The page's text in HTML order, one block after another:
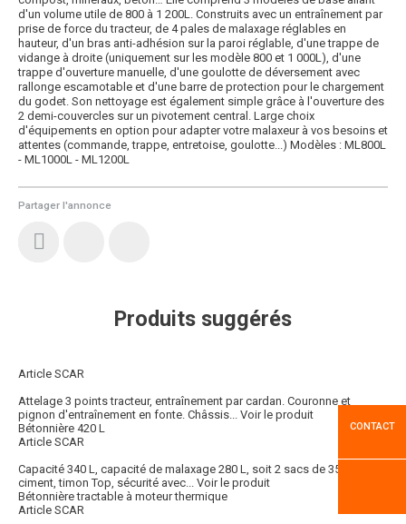
Partager l'annonce
d'un volume utile de 800 à 1 200L. Construits avec un entraînement par
prise de force du tracteur, de 4 pales de malaxage réglables en
hauteur, d'un bras anti-adhésion sur la paroi réglable, d'une trappe de
vidange à droite (uniquement sur les modèle 800 et 1 000L), d'une
trappe d'ouverture manuelle, d'une goulotte de déversement avec
rallonge escamotable et d'une barre de protection pour le chargement
du godet. Son nettoyage est également simple grâce à l'ouverture des
2 demi-couvercles sur un pivotement central. Large choix
d'équipements en option pour adapter votre malaxeur à vos besoins et
attentes (commande, trappe, entretoise, goulotte...) Modèles : ML800L
- ML1000L - ML1200L
Produits suggérés
Article SCAR
Attelage 3 points tracteur, entraînement par cardan. Couronne et
pignon d'entraînement en fonte. Châssis... Voir le produit
Bétonnière 420 L
Article SCAR
Capacité 340 L, capacité de malaxage 280 L, soit 2 sacs de 35 kg de
ciment, timon Top, sécurité avec... Voir le produit
Bétonnière tractable à moteur thermique
Article SCAR
CONTACT